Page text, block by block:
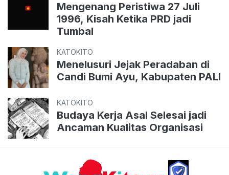
Mengenang Peristiwa 27 Juli
1996, Kisah Ketika PRD jadi
Tumbal
KATOKITO
Menelusuri Jejak Peradaban di
Candi Bumi Ayu, Kabupaten PALI
KATOKITO
Budaya Kerja Asal Selesai jadi
Ancaman Kualitas Organisasi